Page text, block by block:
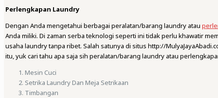
Perlengkapan Laundry
Dengan Anda mengetahui berbagai peralatan/barang laundry atau
Anda miliki. Di zaman serba teknologi seperti ini tidak perlu khawatir
usaha laundry tanpa ribet. Salah satunya di situs http://
itu, yuk cari tahu apa saja sih peralatan/barang laundry atau
Mesin Cuci
Setrika Laundry Dan Meja Setrikaan
Timbangan